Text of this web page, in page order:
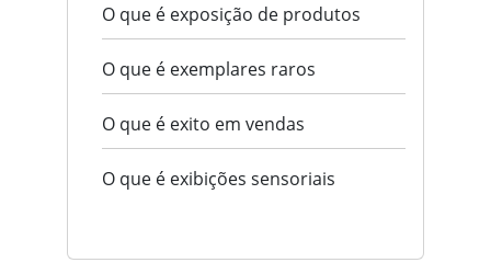
O que é exposição de produtos
O que é exemplares raros
O que é exito em vendas
O que é exibições sensoriais